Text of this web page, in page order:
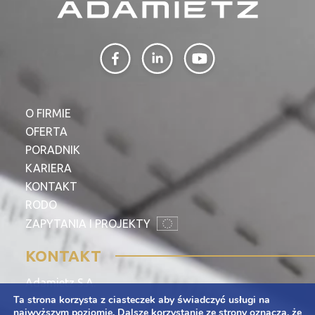
O FIRMIE
OFERTA
PORADNIK
KARIERA
KONTAKT
RODO
ZAPYTANIA I PROJEKTY
KONTAKT
Adamietz S.A.
ul. Braci Prankel 1
Ta strona korzysta z ciasteczek aby świadczyć usługi na
najwyższym poziomie. Dalsze korzystanie ze strony oznacza, że